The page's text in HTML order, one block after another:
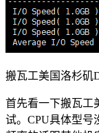
搬瓦工美国洛杉矶
首先看一下搬瓦工
试。CPU具体型号